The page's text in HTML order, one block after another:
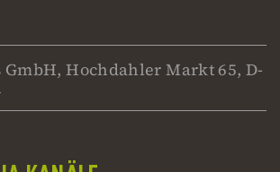
Hochdahler Markt 65, D-